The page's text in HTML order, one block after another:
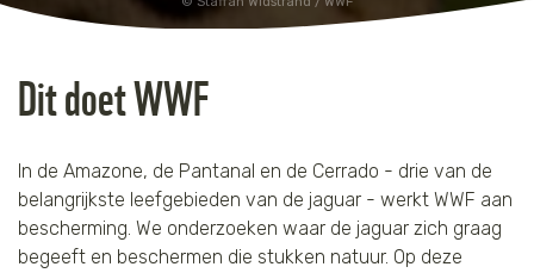
Dit doet WWF
In de Amazone, de Pantanal en de Cerrado - drie van de
belangrijkste leefgebieden van de jaguar - werkt WWF aan
bescherming. We onderzoeken waar de jaguar zich graag
begeeft en beschermen die stukken natuur. Op deze